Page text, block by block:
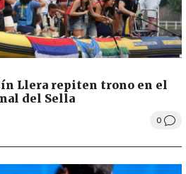
Llera repiten trono en el
del Sella
0